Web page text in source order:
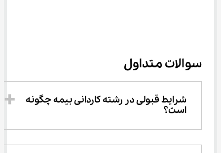
سوالات متداول
شرایط قبولی در رشته کاردانی بیمه چگونه
است؟